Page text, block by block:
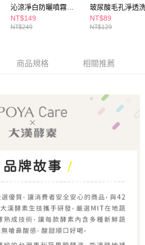
或使用他人資訊註冊。若發現惡意使用之情形，
權停止該用戶之使用額度並採取法律行動。
含以上)免運費
沁涼凈白防曬噴霧
90ml
NT$149
NT$249
玻尿酸毛孔淨透
7入
NT$89
NT$129
商品規格 相關推薦